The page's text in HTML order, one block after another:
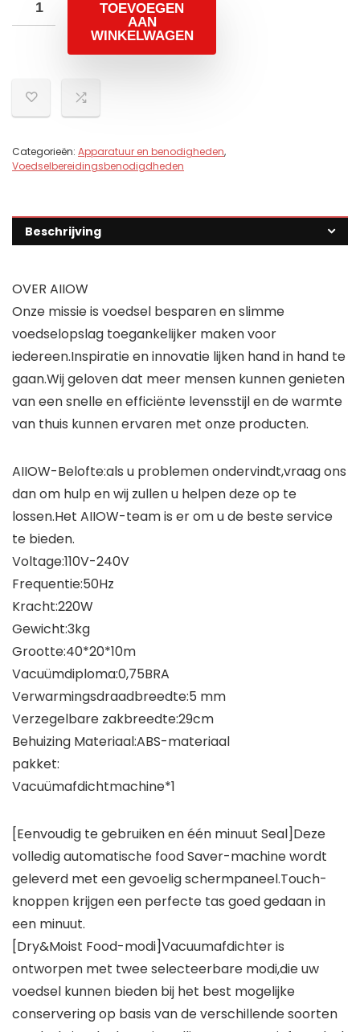
TOEVOEGEN
AAN
WINKELWAGEN
Categorieën: Apparatuur en benodigheden,
Voedselbereidingsbenodigdheden
Beschrijving
OVER AIIOW
Onze missie is voedsel besparen en slimme
voedselopslag toegankelijker maken voor
iedereen.Inspiratie en innovatie lijken hand in hand te
gaan.Wij geloven dat meer mensen kunnen genieten
van een snelle en efficiënte levensstijl en de warmte
van thuis kunnen ervaren met onze producten.
AIIOW-Belofte:als u problemen ondervindt,vraag ons
dan om hulp en wij zullen u helpen deze op te
lossen.Het AIIOW-team is er om u de beste service
te bieden.
Voltage:110V-240V
Frequentie:50Hz
Kracht:220W
Gewicht:3kg
Grootte:40*20*10m
Vacuümdiploma:0,75BRA
Verwarmingsdraadbreedte:5 mm
Verzegelbare zakbreedte:29cm
Behuizing Materiaal:ABS-materiaal
pakket:
Vacuümafdichtmachine*1
[Eenvoudig te gebruiken en één minuut Seal]Deze
volledig automatische food Saver-machine wordt
geleverd met een gevoelig schermpaneel.Touch-
knoppen krijgen een perfecte tas goed gedaan in
een minuut.
[Dry&Moist Food-modi]Vacuumafdichter is
ontworpen met twee selecteerbare modi,die uw
voedsel kunnen bieden bij het best mogelijke
conservering op basis van de verschillende soorten